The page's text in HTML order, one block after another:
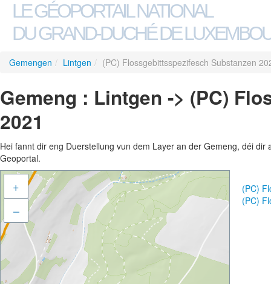
LE GÉOPORTAIL NATIONAL
DU GRAND-DUCHÉ DE
Gemengen / Lintgen / (PC) Flossgebittsspezifesch Substanzen
Gemeng : Lintgen -> (PC)
2021
Hei fannt dir eng Duerstellung vun dem Layer an der Gemeng, déi
Geoportal.
+
–
(PC)
(PC)